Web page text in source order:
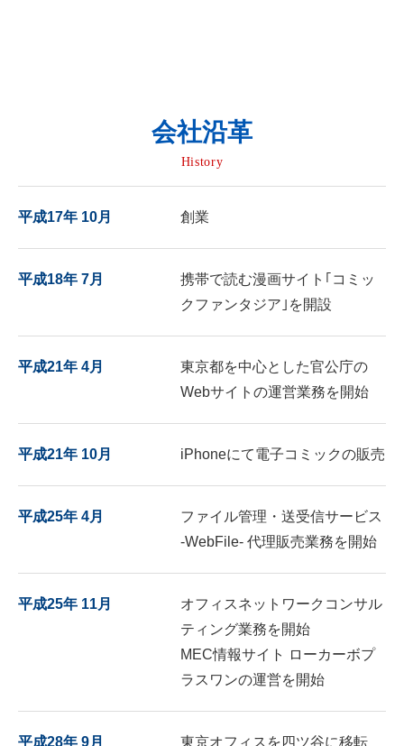
会社沿革
History
平成17年 10月 創業
平成18年 7月
携帯で読む漫画サイト｢コミッ
クファンタジア｣を開設
平成21年 4月
東京都を中心とした官公庁の
Webサイトの運営業務を開始
平成21年 10月 iPhoneにて電子コミックの販売
平成25年 4月
ファイル管理・送受信サービス
-WebFile- 代理販売業務を開始
平成25年 11月
オフィスネットワークコンサル
ティング業務を開始
MEC情報サイト ローカーボプ
ラスワンの運営を開始
平成28年 9月 東京オフィスを四ツ谷に移転